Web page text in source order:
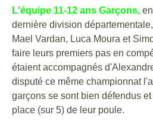
L'équipe 11-12 ans Garçons,
dernière division
Mael Vardan, Luca Moura et
faire leurs premiers pas en
étaient accompagnés
disputé ce même championnat
garçons se sont bien défendus
place (sur 5) de leur poule.